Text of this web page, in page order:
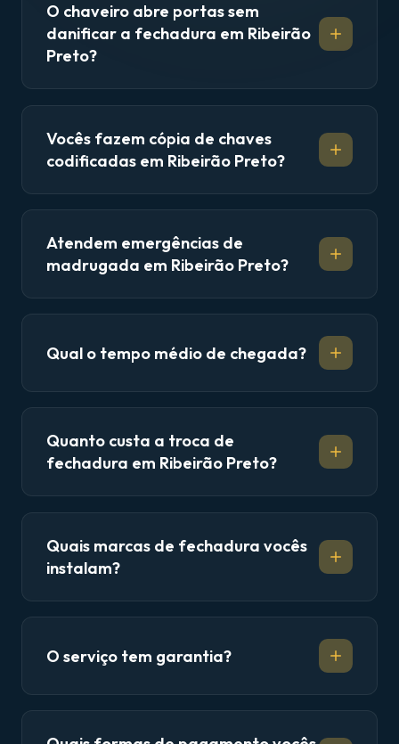
O chaveiro abre portas sem
danificar a fechadura em Ribeirão
Preto?
Vocês fazem cópia de chaves
codificadas em Ribeirão Preto?
Atendem emergências de
madrugada em Ribeirão Preto?
Qual o tempo médio de chegada?
Quanto custa a troca de
fechadura em Ribeirão Preto?
Quais marcas de fechadura vocês
instalam?
O serviço tem garantia?